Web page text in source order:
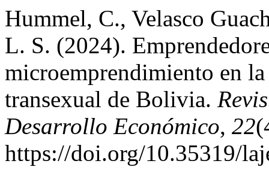
Hummel, C., Velasco
L. S. (2024).
microemprendimiento en
transexual de Bolivia.
Desarrollo Económico, 22
https://doi.org/10.35319/